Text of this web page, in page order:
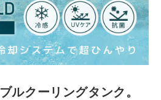
ルクーリングタンク。